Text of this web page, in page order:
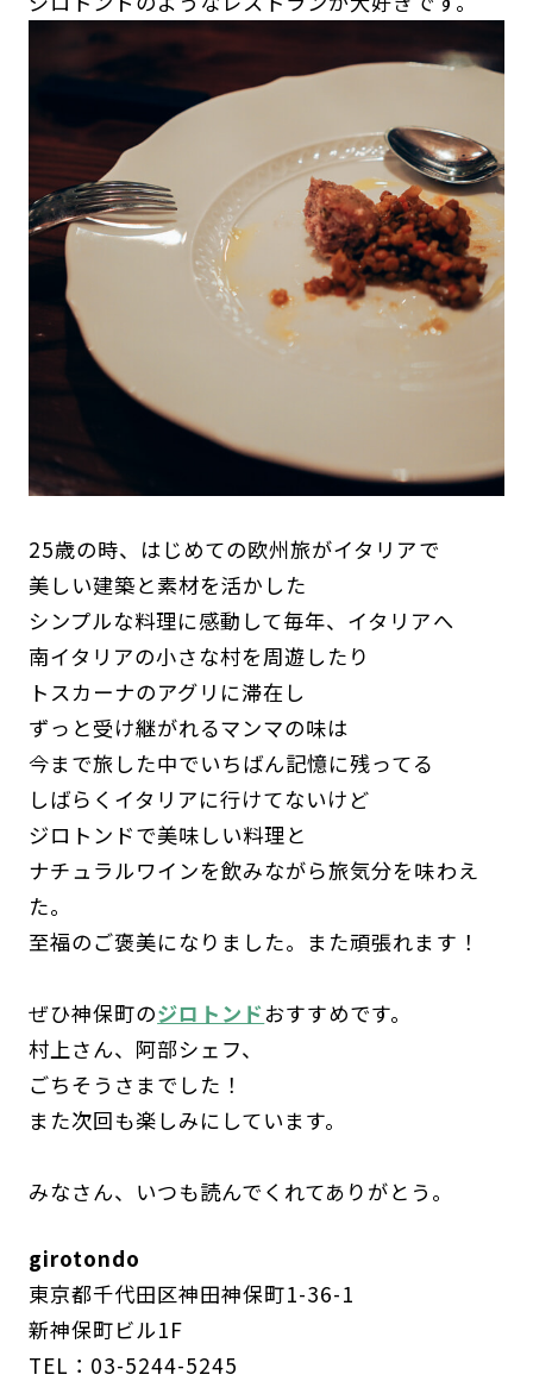
25歳の時、はじめての欧州旅がイタリアで
美しい建築と素材を活かした
シンプルな料理に感動して毎年、イタリアへ
南イタリアの小さな村を周遊したり
トスカーナのアグリに滞在し
ずっと受け継がれるマンマの味は
今まで旅した中でいちばん記憶に残ってる
しばらくイタリアに行けてないけど
ジロトンドで美味しい料理と
ナチュラルワインを飲みながら旅気分を味わえ
た。
至福のご褒美になりました。また頑張れます！
ぜひ神保町のジロトンドおすすめです。
村上さん、阿部シェフ、
ごちそうさまでした！
また次回も楽しみにしています。
みなさん、いつも読んでくれてありがとう。
girotondo
東京都千代田区神田神保町1-36-1
新神保町ビル1F
TEL：03-5244-5245